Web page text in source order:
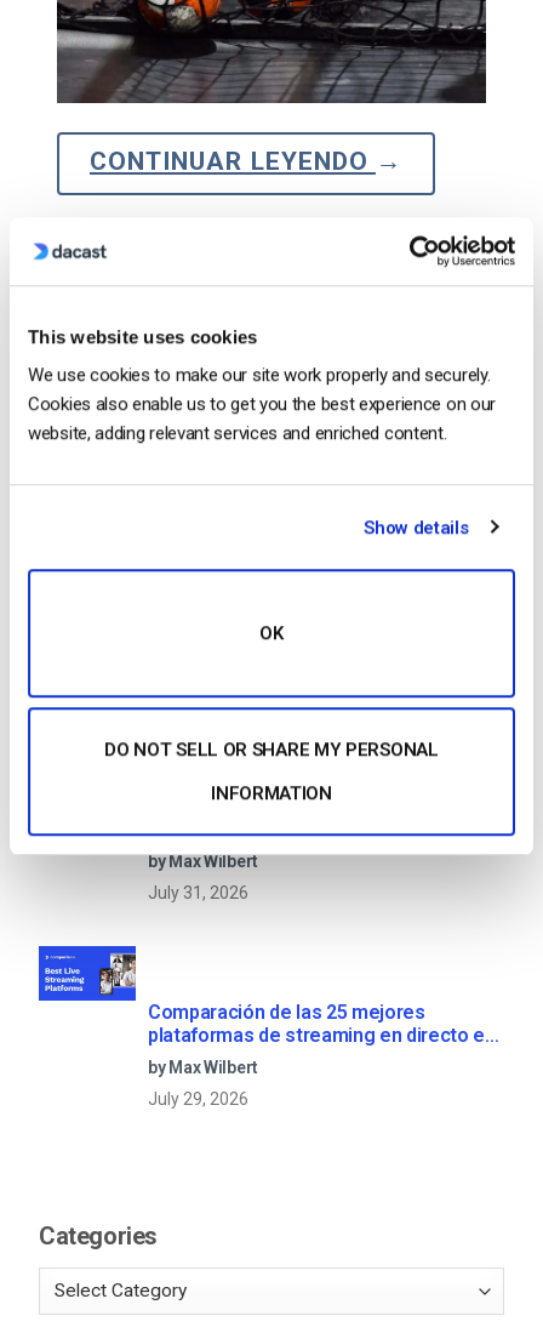
This website uses cookies
We use cookies to make our site work properly and securely.
Cookies also enable us to get you the best experience on our
website, adding relevant services and enriched content.
Show details
OK
DO NOT SELL OR SHARE MY PERSONAL
INFORMATION
CONTINUAR LEYENDO →
Search
de los medios en streaming
Fomente el compromiso de los
empleados con las comunicaciones
corporativas en directo
by Max Wilbert
July 31, 2026
Comparación de las 25 mejores
plataformas de streaming en directo en
2025
by Max Wilbert
July 29, 2026
Categories